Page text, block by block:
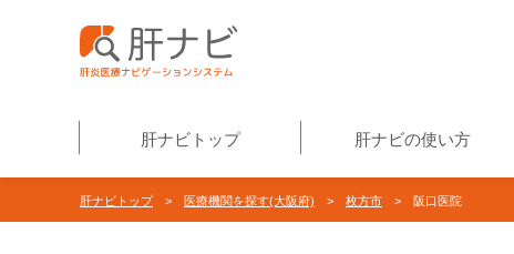
肝ナビトップ 肝ナビの使い方
肝ナビトップ> 医療機関を探す(大阪府) > 枚方市 > 阪口医院